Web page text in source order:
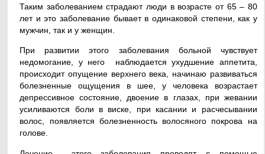
Таким заболеванием страдают люди в возрасте от 65 – 80
лет и это заболевание бывает в одинаковой степени, как у
мужчин, так и у женщин.
При развитии этого заболевания больной чувствует
недомогание, у него наблюдается ухудшение аппетита,
происходит опущение верхнего века, начинаю развиваться
болезненные ощущения в шее, у человека возрастает
депрессивное состояние, двоение в глазах, при жевании
усиливаются боли в виске, при касании и расчесывании
волос, появляется болезненность волосяного покрова на
голове.